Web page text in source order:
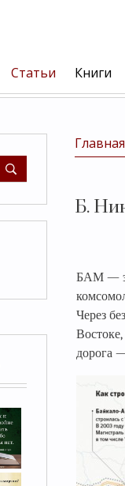
Статьи Книги
Главная
Б.
БАМ —
Через
дорога